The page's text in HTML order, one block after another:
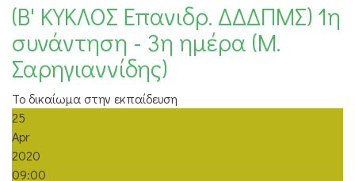
(Β' ΚΥΚΛΟΣ Επανιδρ. ΔΔΔΠΜΣ) 1η
συνάντηση - 3η ημέρα (Μ.
Σαρηγιαννίδης)
Το δικαίωμα στην εκπαίδευση
25
Apr
2020
09:00